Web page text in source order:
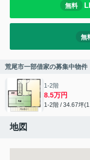
無料
無
荒尾市一部借家の募集中物件
1-2階
8.5万円
1-2階 / 34.67坪
地図